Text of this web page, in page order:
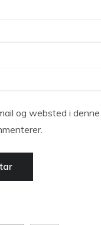
og websted i